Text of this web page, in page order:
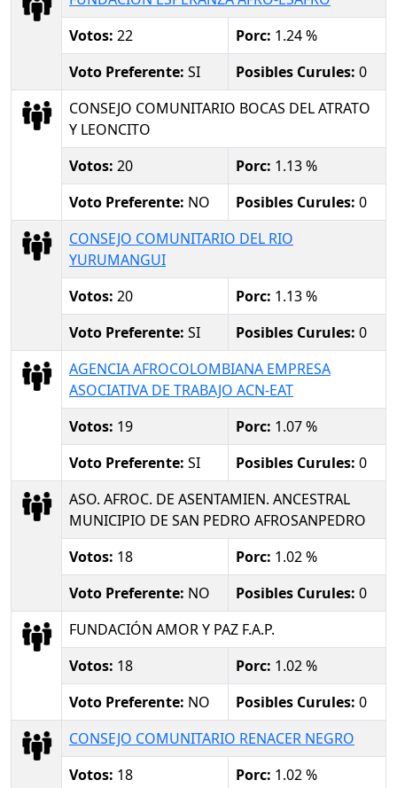
Votos: 22 Porc: 1.24 %
Voto Preferente: SI Posibles Curules: 0
CONSEJO COMUNITARIO BOCAS DEL ATRATO
Y LEONCITO
Votos: 20 Porc: 1.13 %
Voto Preferente: NO Posibles Curules: 0
CONSEJO COMUNITARIO DEL RIO
YURUMANGUI
Votos: 20 Porc: 1.13 %
Voto Preferente: SI Posibles Curules: 0
AGENCIA AFROCOLOMBIANA EMPRESA
ASOCIATIVA DE TRABAJO ACN-EAT
Votos: 19 Porc: 1.07 %
Voto Preferente: SI Posibles Curules: 0
ASO. AFROC. DE ASENTAMIEN. ANCESTRAL
MUNICIPIO DE SAN PEDRO AFROSANPEDRO
Votos: 18 Porc: 1.02 %
Voto Preferente: NO Posibles Curules: 0
FUNDACIÓN AMOR Y PAZ F.A.P.
Votos: 18 Porc: 1.02 %
Voto Preferente: NO Posibles Curules: 0
CONSEJO COMUNITARIO RENACER NEGRO
Votos: 18 Porc: 1.02 %